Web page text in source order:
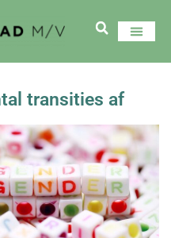
transities af